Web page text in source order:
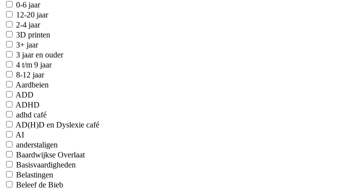
0-6 jaar
12-20 jaar
2-4 jaar
3D printen
3+ jaar
3 jaar en ouder
4 t/m 9 jaar
8-12 jaar
Aardbeien
ADD
ADHD
adhd café
AD(H)D en Dyslexie café
AI
anderstaligen
Baardwijkse Overlaat
Basisvaardigheden
Belastingen
Beleef de Bieb